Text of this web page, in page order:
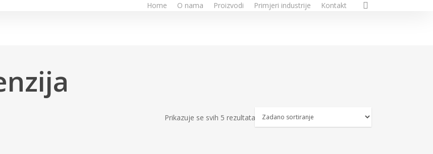
Home O nama Proizvodi Primjeri industrije Kontakt
Prikazuje se svih 5 rezultata